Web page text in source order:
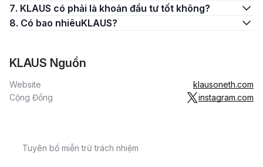
7. KLAUS có phải là khoản đầu tư tốt không?
8. Có bao nhiêuKLAUS?
KLAUS Nguồn
Website
klausoneth.com
Cộng Đồng
instagram.com
Tuyên bố miễn trừ trách nhiệm